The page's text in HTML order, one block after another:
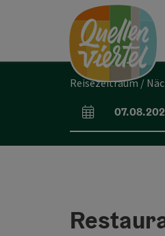
Zum InhaltAccesskey
[0]
Zur NavigationAccesskey
Zum Seitenanfang Accesskey
An- und